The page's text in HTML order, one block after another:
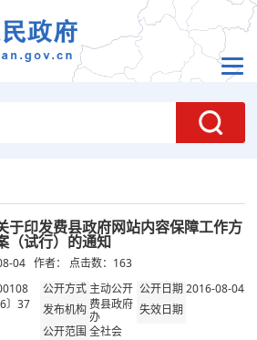
于印发费县政府网站内容保障工作方
（试行）的通知
04 作者： 点击数： 163
公开方式 主动公开 公开日期2016-08-04
〕37
发布机构费县政府
办
失效日期
公开范围全社会